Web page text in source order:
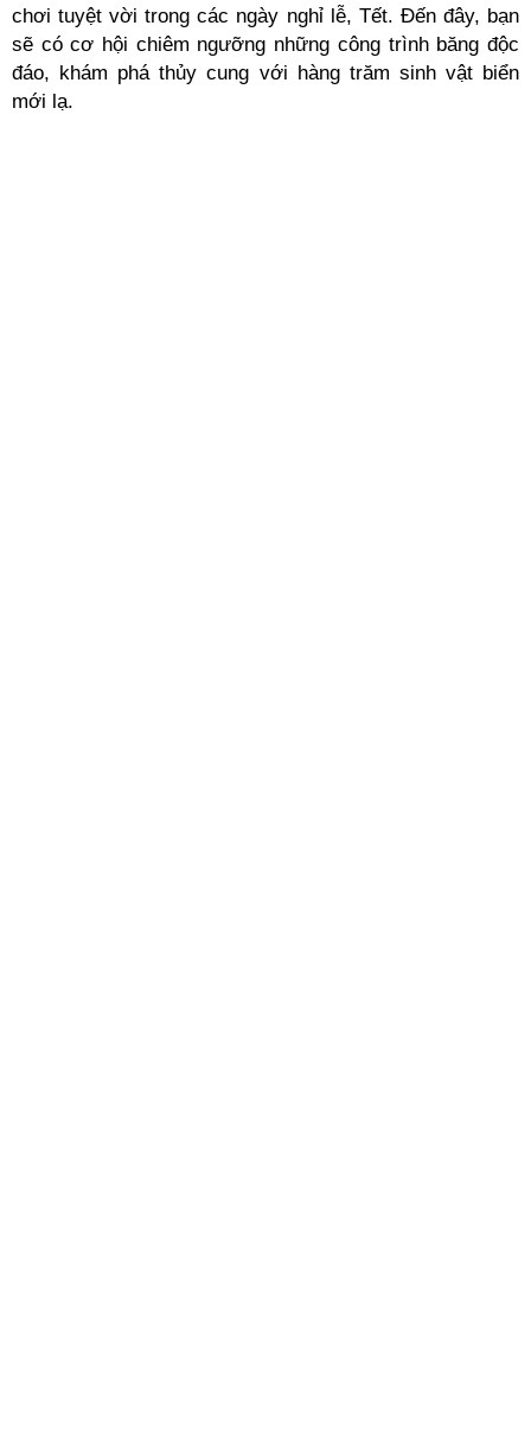
chơi tuyệt vời trong các ngày nghỉ lễ, Tết. Đến đây, bạn
sẽ có cơ hội chiêm ngưỡng những công trình băng độc
đáo, khám phá thủy cung với hàng trăm sinh vật biển
mới lạ.